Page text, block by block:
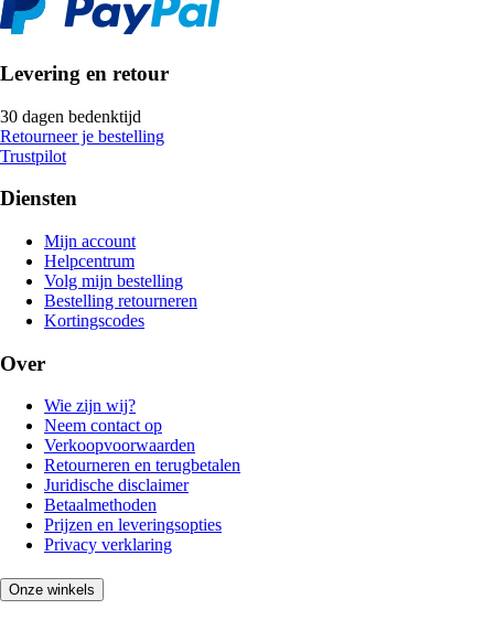
Levering en retour
30 dagen bedenktijd
Retourneer je bestelling
Trustpilot
Diensten
Mijn account
Helpcentrum
Volg mijn bestelling
Bestelling retourneren
Kortingscodes
Over
Wie zijn wij?
Neem contact op
Verkoopvoorwaarden
Retourneren en terugbetalen
Juridische disclaimer
Betaalmethoden
Prijzen en leveringsopties
Privacy verklaring
Onze winkels